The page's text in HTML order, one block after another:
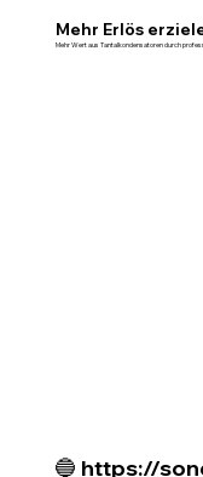
Mehr Erlös
Mehr Wert aus Tantalkondensatoren durch